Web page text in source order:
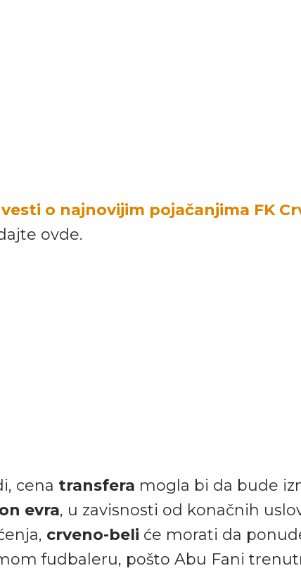
o najnovijim pojačanjima FK
ovde.
cena transfera mogla bi da bude
evra, u zavisnosti od konačnih
crveno-beli će morati da
fudbaleru, pošto Abu Fani